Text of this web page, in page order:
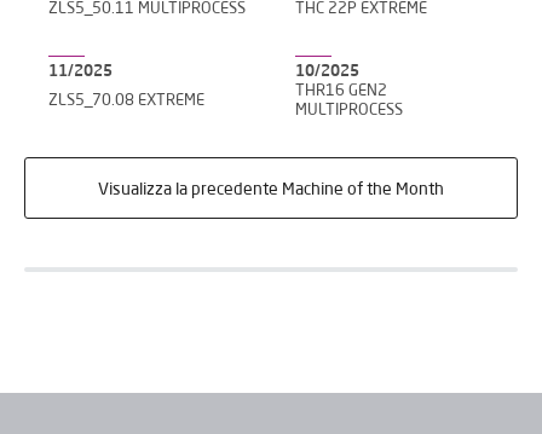
ZLS5_50.11 MULTIPROCESS
THC 22P EXTREME
11/2025
ZLS5_70.08 EXTREME
10/2025
THR16 GEN2
MULTIPROCESS
Visualizza la precedente Machine of the Month